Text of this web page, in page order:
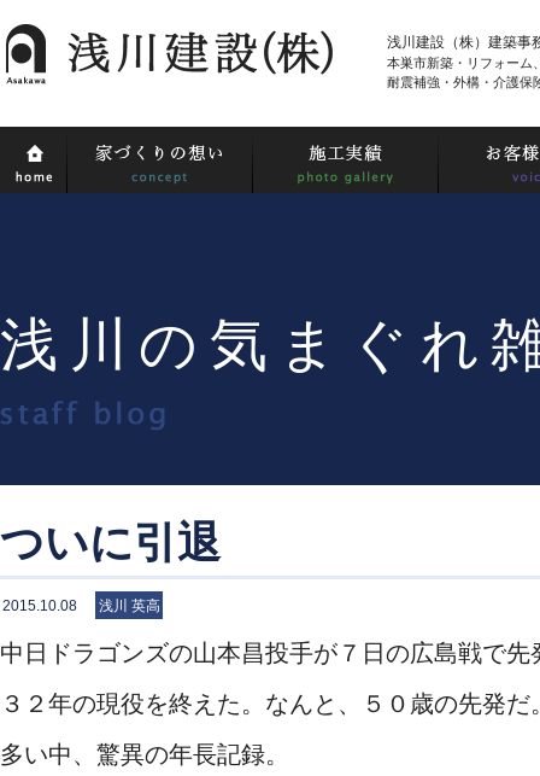
浅川建設（株）建築事
本巣市新築・リフォーム
耐震補強・外構・介護保
浅川の気まぐれ
ついに引退
2015.10.08 浅川 英高
中日ドラゴンズの山本昌投手が７日の広島戦で
３２年の現役を終えた。なんと、５０歳の先発
多い中、驚異の年長記録。